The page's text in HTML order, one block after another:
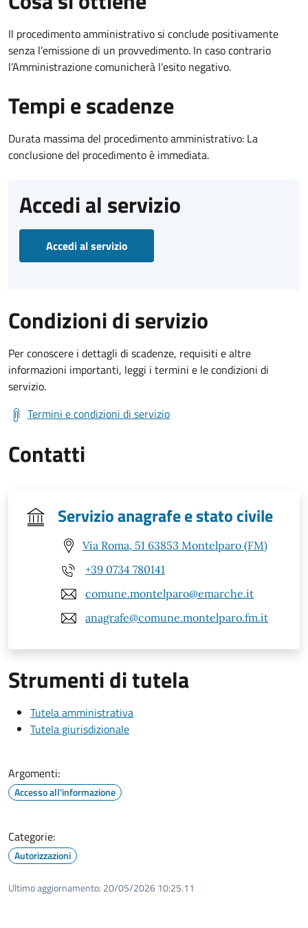
Il procedimento amministrativo si conclude positivamente
senza l’emissione di un provvedimento. In caso contrario
l’Amministrazione comunicherà l’esito negativo.
Tempi e scadenze
Durata massima del procedimento amministrativo: La
conclusione del procedimento è immediata.
Accedi al servizio
Accedi al servizio
Condizioni di servizio
Per conoscere i dettagli di scadenze, requisiti e altre
informazioni importanti, leggi i termini e le condizioni di
servizio.
Termini e condizioni di servizio
Contatti
Servizio anagrafe e stato civile
Via Roma, 51 63853 Montelparo (FM)
+39 0734 780141
comune.montelparo@emarche.it
anagrafe@comune.montelparo.fm.it
Strumenti di tutela
Tutela amministrativa
Tutela giurisdizionale
Argomenti:
Accesso all'informazione
Categorie:
Autorizzazioni
Ultimo aggiornamento: 20/05/2026 10:25.11